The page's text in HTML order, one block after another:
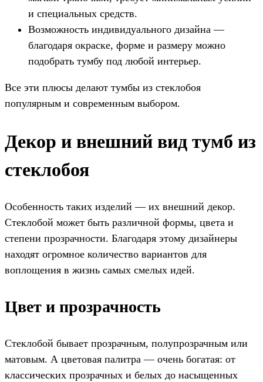
и специальных средств.
Возможность индивидуального дизайна —
благодаря окраске, форме и размеру можно
подобрать тумбу под любой интерьер.
Все эти плюсы делают тумбы из стеклобоя
популярным и современным выбором.
Декор и внешний вид тумб из
стеклобоя
Особенность таких изделий — их внешний декор.
Стеклобой может быть различной формы, цвета и
степени прозрачности. Благодаря этому дизайнеры
находят огромное количество вариантов для
воплощения в жизнь самых смелых идей.
Цвет и прозрачность
Стеклобой бывает прозрачным, полупрозрачным или
матовым. А цветовая палитра — очень богатая: от
классических прозрачных и белых до насыщенных